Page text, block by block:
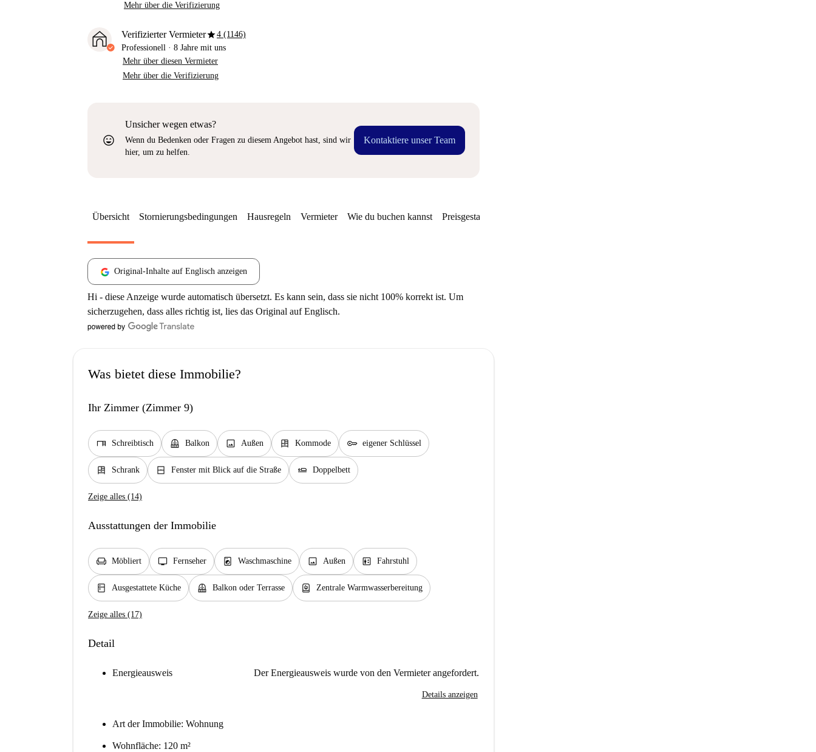
Mehr über die Verifizierung
Verifizierter Vermieterstar4 (1146)
Professionell · 8 Jahre mit uns
Mehr über diesen Vermieter
Mehr über die Verifizierung
sentiment_very_satisfied
Unsicher wegen etwas?
Wenn du Bedenken oder Fragen zu diesem Angebot hast, sind wir
hier, um zu helfen.
Kontaktiere unser Team
Übersicht Stornierungsbedingungen Hausregeln Vermieter Wie du buchen kannst Preisgestaltung
Original-Inhalte auf Englisch anzeigen
Hi - diese Anzeige wurde automatisch übersetzt. Es kann sein, dass sie nicht 100% korrekt ist. Um
sicherzugehen, dass alles richtig ist, lies das Original auf Englisch.
Was bietet diese Immobilie?
Ihr Zimmer (Zimmer 9)
desk Schreibtisch balcony Balkon image Außen dresser Kommode key eigener Schlüssel
dresser Schrank window_closed Fenster mit Blick auf die Straße airline_seat_flat Doppelbett
Zeige alles (14)
Ausstattungen der Immobilie
chair Möbliert tv Fernseher local_laundry_service Waschmaschine image Außen elevator Fahrstuhl
kitchen Ausgestattete Küche balcony Balkon oder Terrasse water_heater Zentrale Warmwasserbereitung
Zeige alles (17)
Detail
Energieausweis Der Energieausweis wurde von den Vermieter angefordert.
Details anzeigen
Art der Immobilie: Wohnung
Wohnfläche: 120 m²